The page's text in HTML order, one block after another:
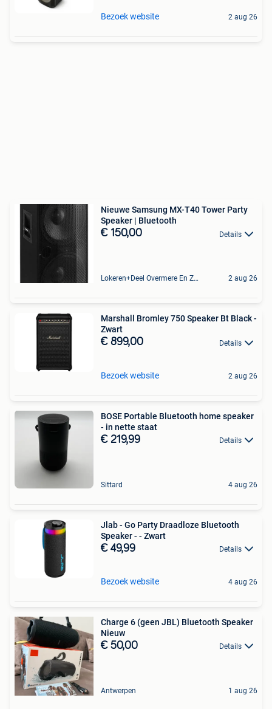
Bezoek website 2 aug 26
Nieuwe Samsung MX-T40 Tower Party
Speaker | Bluetooth
€ 150,00 Details
Lokeren+Deel Overmere En Zele 2 aug 26
Marshall Bromley 750 Speaker Bt Black -
Zwart
€ 899,00 Details
Bezoek website 2 aug 26
BOSE Portable Bluetooth home speaker
- in nette staat
€ 219,99 Details
Sittard 4 aug 26
Jlab - Go Party Draadloze Bluetooth
Speaker - - Zwart
€ 49,99 Details
Bezoek website 4 aug 26
Charge 6 (geen JBL) Bluetooth Speaker
Nieuw
€ 50,00 Details
Antwerpen 1 aug 26